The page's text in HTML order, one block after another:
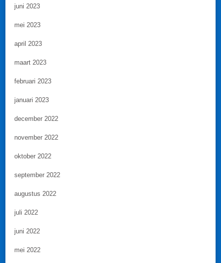
juni 2023
mei 2023
april 2023
maart 2023
februari 2023
januari 2023
december 2022
november 2022
oktober 2022
september 2022
augustus 2022
juli 2022
juni 2022
mei 2022